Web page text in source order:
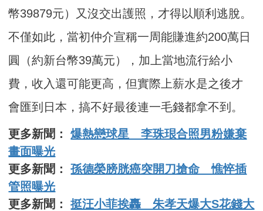
幣39879元）又沒交出護照，才得以順利逃脫。
不僅如此，當初仲介宣稱一周能賺進約200萬日
圓（約新台幣39萬元），加上當地流行給小
費，收入還可能更高，但實際上薪水是之後才
會匯到日本，搞不好最後連一毛錢都拿不到。
更多新聞：爆熱戀球星 李珠珢合照男粉嫌棄
畫面曝光
更多新聞：孫德榮膀胱癌突開刀搶命 憔悴插
管照曝光
更多新聞：挺汪小菲挨轟 朱孝天爆大S花錢大